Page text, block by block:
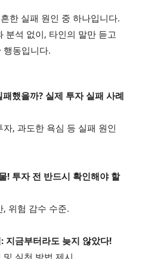
한 실패 원인 중 하나입니다.
분석 없이, 타인의 말만 듣고
행동입니다.
패했을까? 실제 투자 실패 사례
, 과도한 욕심 등 실패 원인
! 투자 전 반드시 확인해야 할
위험 감수 수준.
지금부터라도 늦지 않았다!